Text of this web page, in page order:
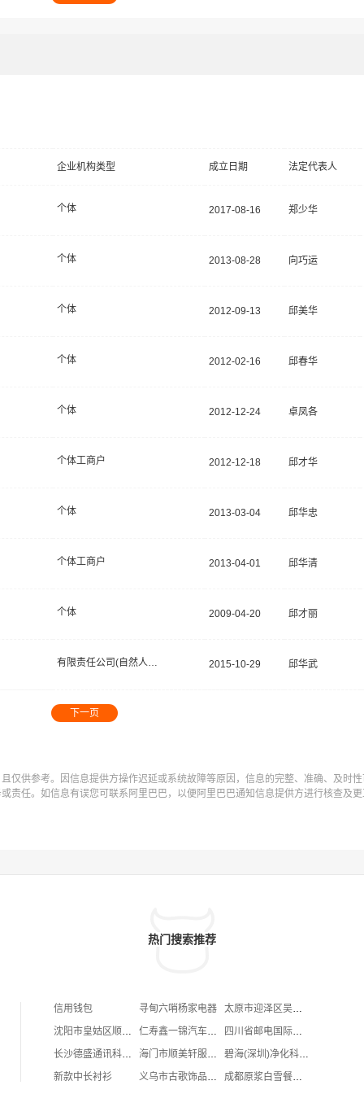
企业机构类型 成立日期 法定代表人
个体 2017-08-16 郑少华
个体 2013-08-28 向巧运
个体 2012-09-13 邱美华
个体 2012-02-16 邱春华
个体 2012-12-24 卓凤各
个体工商户 2012-12-18 邱才华
个体 2013-03-04 邱华忠
个体工商户 2013-04-01 邱华清
个体 2009-04-20 邱才丽
有限责任公司(自然人独资) 2015-10-29 邱华武
下一页
仅供参考。因信息提供方操作迟延或系统故障等原因，信息的完整、准确、及时
责任。如信息有误您可联系阿里巴巴，以便阿里巴巴通知信息提供方进行核查及
热门搜索推荐
信用钱包 寻甸六哨杨家电器
太原市迎泽区吴梅花生鲜便利店
沈阳市皇姑区顺宝行鞋厂
仁寿鑫一锦汽车服务中心
四川省邮电国际旅行社有限责任公司华蓥市溪口镇服务网点
长沙德盛通讯科技有限公司
海门市顺美轩服装厂
碧海(深圳)净化科技有限公司
新款中长衬衫
义乌市古歌饰品有限公司 成都原浆白雪餐饮有限公司